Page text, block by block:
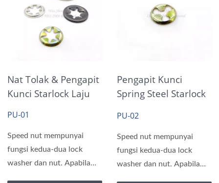
Nat Tolak & Pengapit
Kunci Starlock Laju
PU-01
Speed nut mempunyai
fungsi kedua-dua lock
washer dan nut. Apabila
Pengapit Kunci
Spring Steel Starlock
PU-02
Speed nut mempunyai
fungsi kedua-dua lock
washer dan nut. Apabila